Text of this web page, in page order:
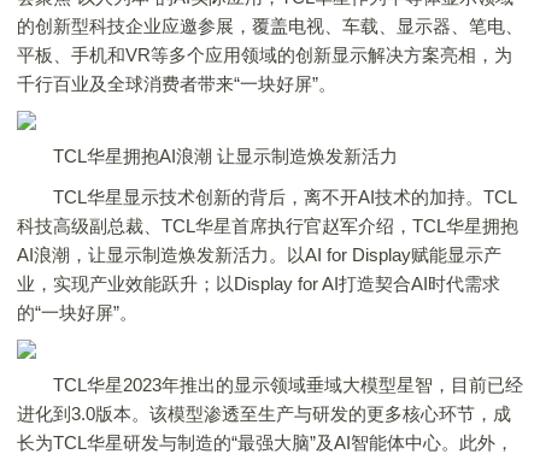
的创新型科技企业应邀参展，覆盖电视、车载、显示器、笔电、
平板、手机和VR等多个应用领域的创新显示解决方案亮相，为
千行百业及全球消费者带来“一块好屏”。
TCL华星拥抱AI浪潮 让显示制造焕发新活力
TCL华星显示技术创新的背后，离不开AI技术的加持。TCL
科技高级副总裁、TCL华星首席执行官赵军介绍，TCL华星拥抱
AI浪潮，让显示制造焕发新活力。以AI for Display赋能显示产
业，实现产业效能跃升；以Display for AI打造契合AI时代需求
的“一块好屏”。
TCL华星2023年推出的显示领域垂域大模型星智，目前已经
进化到3.0版本。该模型渗透至生产与研发的更多核心环节，成
长为TCL华星研发与制造的“最强大脑”及AI智能体中心。此外，